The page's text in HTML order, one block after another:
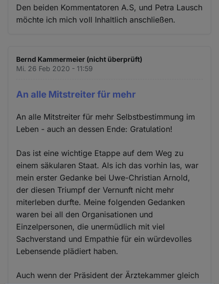
Den beiden Kommentatoren A.S, und Petra Lausch
möchte ich mich voll Inhaltlich anschließen.
Bernd Kammermeier (nicht überprüft)
Mi. 26 Feb 2020 - 11:59
An alle Mitstreiter für mehr
An alle Mitstreiter für mehr Selbstbestimmung im
Leben - auch an dessen Ende: Gratulation!
Das ist eine wichtige Etappe auf dem Weg zu
einem säkularen Staat. Als ich das vorhin las, war
mein erster Gedanke bei Uwe-Christian Arnold,
der diesen Triumpf der Vernunft nicht mehr
miterleben durfte. Meine folgenden Gedanken
waren bei all den Organisationen und
Einzelpersonen, die unermüdlich mit viel
Sachverstand und Empathie für ein würdevolles
Lebensende plädiert haben.
Auch wenn der Präsident der Ärztekammer gleich